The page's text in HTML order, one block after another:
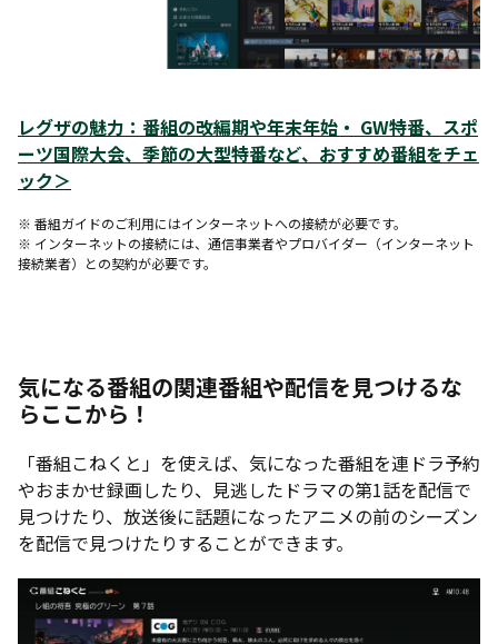
レグザの魅力： 番組の改編期や年末年始・ GW特番、スポ
ーツ国際大会、季節の大型特番など、おすすめ番組をチェ
ック＞
※ 番組ガイドのご利用にはインターネットへの接続が必要です。
※ インターネットの接続には、通信事業者やプロバイダー（インターネット
接続業者）との契約が必要です。
気になる番組の関連番組や配信を見つけるな
らここから！
「番組こねくと」を使えば、気になった番組を連ドラ予約
やおまかせ録画したり、見逃したドラマの第1話を配信で
見つけたり、放送後に話題になったアニメの前のシーズン
を配信で見つけたりすることができます。